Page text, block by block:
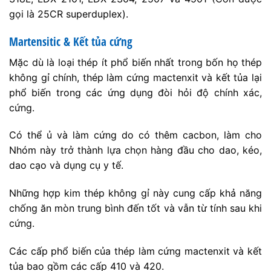
gọi là 25CR superduplex).
Martensitic & Kết tủa cứng
Mặc dù là loại thép ít phổ biến nhất trong bốn họ thép
không gỉ chính, thép làm cứng mactenxit và kết tủa lại
phổ biến trong các ứng dụng đòi hỏi độ chính xác,
cứng.
Có thể ủ và làm cứng do có thêm cacbon, làm cho
Nhóm này trở thành lựa chọn hàng đầu cho dao, kéo,
dao cạo và dụng cụ y tế.
Những hợp kim thép không gỉ này cung cấp khả năng
chống ăn mòn trung bình đến tốt và vẫn từ tính sau khi
cứng.
Các cấp phổ biến của thép làm cứng mactenxit và kết
tủa bao gồm các cấp 410 và 420.